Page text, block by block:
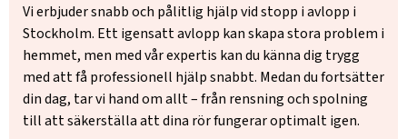
Vi erbjuder snabb och pålitlig hjälp vid stopp i avlopp i
Stockholm. Ett igensatt avlopp kan skapa stora problem i
hemmet, men med vår expertis kan du känna dig trygg
med att få professionell hjälp snabbt. Medan du fortsätter
din dag, tar vi hand om allt – från rensning och spolning
till att säkerställa att dina rör fungerar optimalt igen.